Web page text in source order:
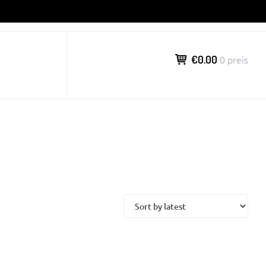
€0.00 0 preis